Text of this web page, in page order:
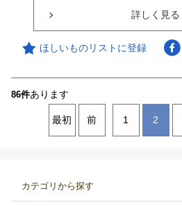
詳しく見る
ほしいものリストに登録
86件あります
最初 前 1 2
カテゴリから探す